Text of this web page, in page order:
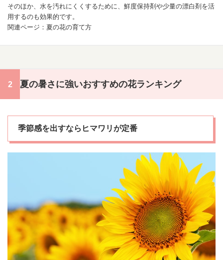
そのほか、水を汚れにくくするために、鮮度保持剤や少量の漂白剤を活
用するのも効果的です。
関連ページ： 夏の花の育て方
夏の暑さに強いおすすめの花ランキング
季節感を出すならヒマワリが定番